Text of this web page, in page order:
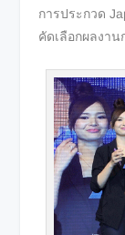
การประกวด
คัดเลือกผลงา